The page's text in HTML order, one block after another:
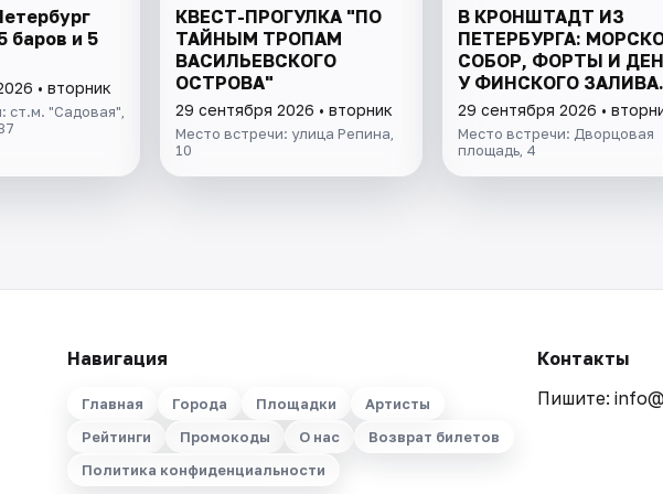
баров и 5
• вторник
ст.м. "Садовая",
КВЕСТ-ПРОГУЛКА "ПО
ТАЙНЫМ ТРОПАМ
ВАСИЛЬЕВСКОГО
ОСТРОВА"
29 сентября 2026 • вторник
Место встречи: улица Репина,
10
В КРОНШТАДТ ИЗ
ПЕТЕРБУРГА:
СОБОР, ФОРТЫ И
У ФИНСКОГО ЗАЛИВА.
ВСЁ ВКЛЮЧЕНО
29 сентября 2026 •
Место встречи: Дворцовая
площадь, 4
Навигация
Главная Города Площадки
Артисты
Рейтинги
Промокоды О нас
Возврат билетов
Политика конфиденциальности
Контакты
Пишите: